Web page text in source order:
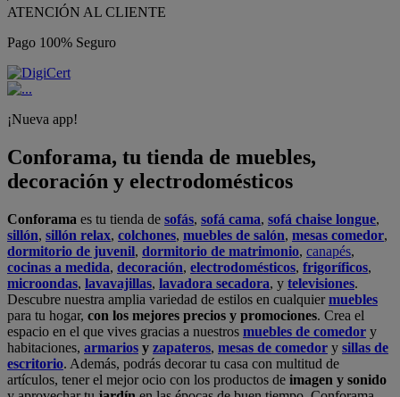
ATENCIÓN AL CLIENTE
Pago 100% Seguro
¡Nueva app!
Conforama, tu tienda de muebles,
decoración y electrodomésticos
Conforama es tu tienda de sofás, sofá cama, sofá chaise longue,
sillón, sillón relax, colchones, muebles de salón, mesas comedor,
dormitorio de juvenil, dormitorio de matrimonio, canapés,
cocinas a medida, decoración, electrodomésticos, frigoríficos,
microondas, lavavajillas, lavadora secadora, y televisiones.
Descubre nuestra amplia variedad de estilos en cualquiermuebles
para tu hogar, con los mejores precios y promociones. Crea el
espacio en el que vives gracias a nuestros muebles de comedor y
habitaciones, armarios y zapateros, mesas de comedor y sillas de
escritorio. Además, podrás decorar tu casa con multitud de
artículos, tener el mejor ocio con los productos de imagen y sonido